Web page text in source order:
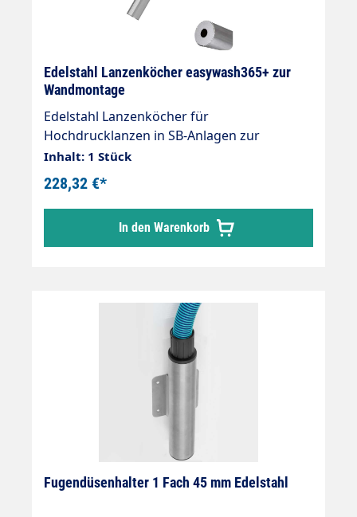
Edelstahl Lanzenköcher easywash365+ zur
Wandmontage
Edelstahl Lanzenköcher für
Hochdrucklanzen in SB-Anlagen zur
Montage an der Wand. Rohrlänge 590 mm.
Rohrdurchmesser 60 mm
Inhalt: 1 Stück
228,32 €*
In den Warenkorb
Fugendüsenhalter 1 Fach 45 mm Edelstahl